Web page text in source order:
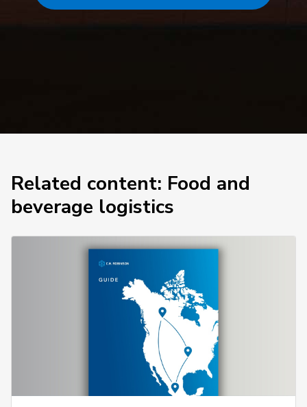
Related content: Food and
beverage logistics